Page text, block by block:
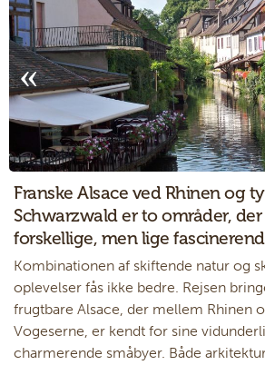
Franske Alsace ved Rhinen og
Schwarzwald er to områder,
forskellige, men lige
Kombinationen af skiftende natur og
oplevelser fås ikke bedre. Rejsen
frugtbare Alsace, der mellem Rhinen
Vogeserne, er kendt for sine
charmerende småbyer. Både